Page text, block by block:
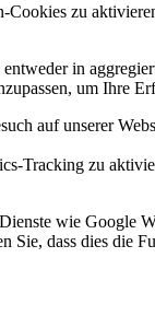
zu
in
um Ihre
auf unserer
Tracking zu
wie Google
Sie, dass dies die